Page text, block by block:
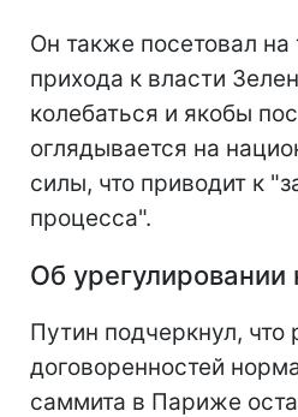
Он также посетовал на
прихода к власти
колебаться и якобы
оглядывается на
силы, что приводит к
процесса".
Об урегулировании
Путин подчеркнул, что
договоренностей
саммита в Париже